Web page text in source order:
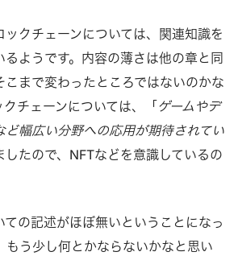
ックチェーンについては、関連知識を
るようです。内容の薄さは他の章と同
こまで変わったところではないのかな
チェーンについては、「 ゲームやデ
ど幅広い分野への応用が期待されてい
したので、NFTなどを意識しているの
ての記述がほぼ無いということになっ
もう少し何とかならないかなと思い